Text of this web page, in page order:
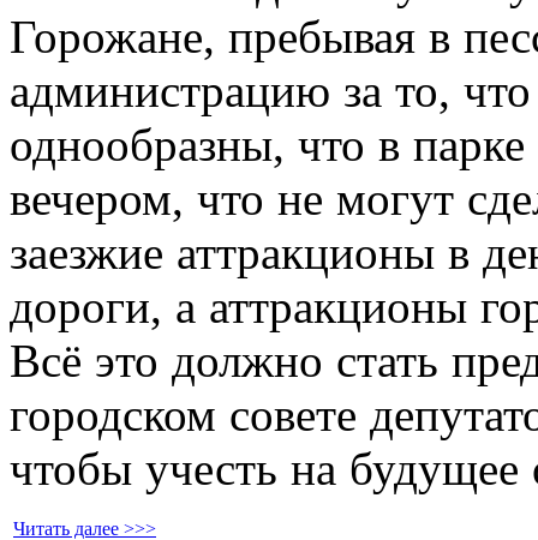
Горожане, пребывая в
администрацию за то,
однообразны, что в
вечером, что не могут
заезжие аттракционы в
дороги, а аттракционы
Всё это должно стать
городском совете
чтобы учесть на
Читать далее >>>